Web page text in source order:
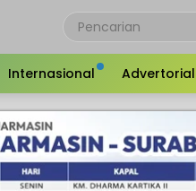
Internasional Advertorial